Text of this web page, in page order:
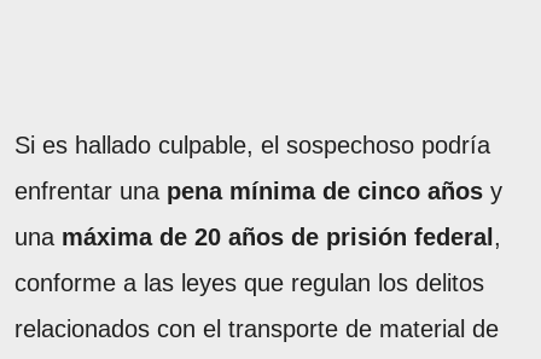
Si es hallado culpable, el sospechoso podría
enfrentar una pena mínima de cinco años y
una máxima de 20 años de prisión federal ,
conforme a las leyes que regulan los delitos
relacionados con el transporte de material de